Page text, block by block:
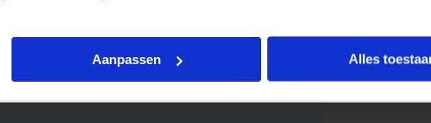
Aanpassen Alles